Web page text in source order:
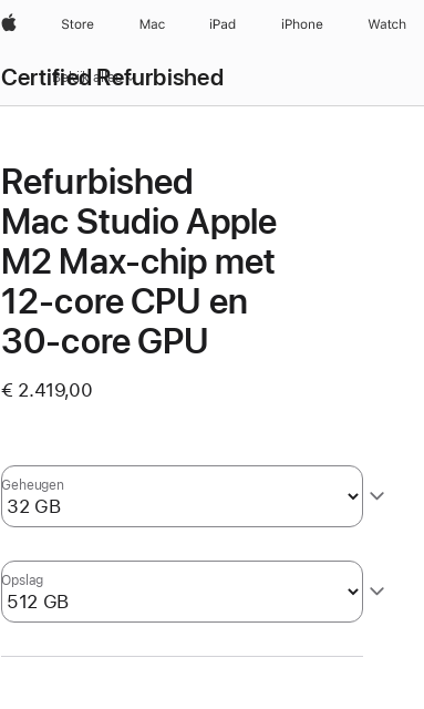
AppleStore Mac iPad iPhone Watch
Certified Refurbished
Bekijk alles
Refurbished
Mac Studio Apple
M2 Max-chip met
12‑core CPU en
30‑core GPU
€ 2.419,00
Geheugen
Opslag